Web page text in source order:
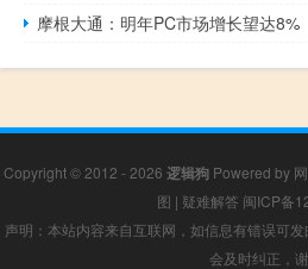
摩根大通：明年PC市场增长望达8%
Copyright © 2012 - 2026 逻辑狗 Powered by
图 | 疑难解答 闽ICP备
声明：本站内容来自互联网，如信息有错误可
会及时纠正，